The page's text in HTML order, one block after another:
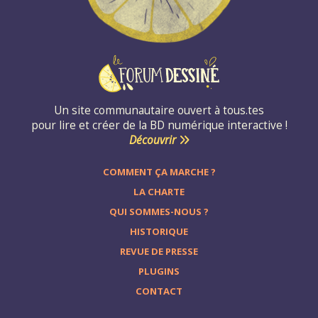
Un site communautaire ouvert à tous.tes
pour lire et créer de la BD numérique interactive !
Découvrir
COMMENT ÇA MARCHE ?
LA CHARTE
QUI SOMMES-NOUS ?
HISTORIQUE
REVUE DE PRESSE
PLUGINS
CONTACT